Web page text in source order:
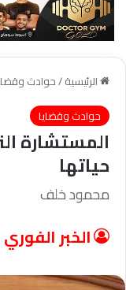
الرئيسية/حوادث
حوادث وقضايا
المستشارة
حياتها
محمود خلف
الخبر الفوري